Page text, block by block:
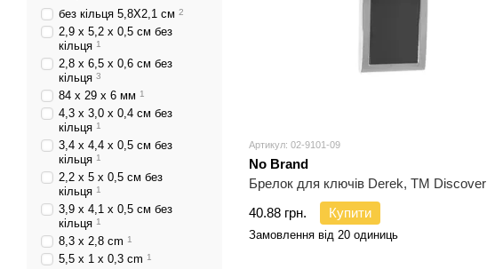
Артикул: 02-9101-09
No Brand
Брелок для ключів Derek, TM Discover
40.88 грн.
Купити
Замовлення від 20 одиниць
без кільця 5,8Х2,1 см 2
2,9 х 5,2 х 0,5 см без
кільця 1
2,8 х 6,5 х 0,6 см без
кільця 3
84 х 29 х 6 мм 1
4,3 х 3,0 х 0,4 см без
кільця 1
3,4 х 4,4 х 0,5 см без
кільця 1
2,2 х 5 х 0,5 см без
кільця 1
3,9 х 4,1 х 0,5 см без
кільця 1
8,3 x 2,8 cm 1
5,5 x 1 x 0,3 cm 1